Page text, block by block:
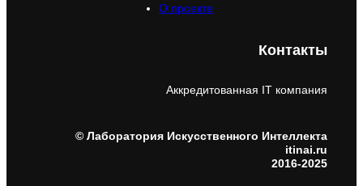
О проекте
Контакты
Аккредитованная IT компания
© Лаборатория Искусственного Интеллекта
itinai.ru
2016-2025